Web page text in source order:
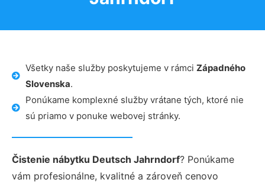
Všetky naše služby poskytujeme v rámci Západného
Slovenska.
Ponúkame komplexné služby vrátane tých, ktoré nie
sú priamo v ponuke webovej stránky.
Čistenie nábytku Deutsch Jahrndorf? Ponúkame
vám profesionálne, kvalitné a zároveň cenovo